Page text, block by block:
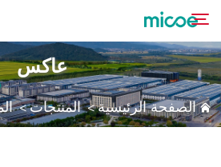
من نحن
المنتجات
عاكس
الصفحة الرئيسية>المنتجات>